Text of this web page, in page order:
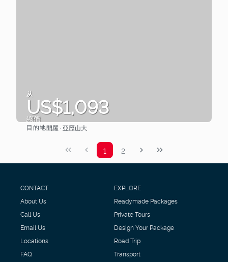
从
US$1,093
總價
目的地開羅 · 亞歷山大
1 2
CONTACT
About Us
Call Us
Email Us
Locations
FAQ
EXPLORE
Readymade Packages
Private Tours
Design Your Package
Road Trip
Transport